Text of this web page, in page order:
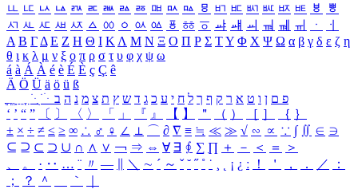
ㅥ ㅦ ㅧ ㅨ ㅩ ㅪ ㅫ ㅬ ㅭ ㅮ ㅯ ㅰ ㅱ ㅲ ㅳ ㅴ ㅵ ㅶ ㅷ ㅸ
ㅹ
ㅺ ㅻ ㅼ ㅽ ㅾ ㅿ ㆀ ㆁ ㆂ ㆃ ㆄ ㆅ ㆆ ㆇ ㆈ ㆉ ㆊ ㆋ ㆌ ㆍ
ㆎ
Α Β ΓΔ Ε Ζ Η Θ Ι ΚΛ Μ Ν Ξ Ο Π Ρ Σ ΤΥ Φ Χ Ψ Ω α β γ δ ε ζ η
θ ι κ λ μ ν ξ ο π ρ σ τ υ φ χ ψ ω
á à Á À é è É È ç Ç ê
Ä Ö Ü ä ö ü ß
ִֶֹ ֻּ ׁׂ פ ם ן ו ט א ר ק ף ך ל ח י ע כ ג ד ש ץ ת צ מ נ ה ב
‘ ’ “ ” 〔 〕 〈 〉 「 」 『 』 【 】 ＂ （ ） ［ ］ ｛ ｝
± × ÷ ≠ ≤ ≥ ∞ ∴ ♂ ♀ ∠ ⊥ ⌒ ∂ ∇ ≡ ≒ ≪ ≫ √ ∽ ∝ ∵ ∫ ∬ ∈ ∋
⊆ ⊇ ⊂ ⊃ ∪ ∩ ∧ ∨ ￢ ⇒ ⇔ ∀ ∃ ∮ ∑ ∏ ＋ － ＜ ＝
＞
、
。 · ‥ … ¨ 〃 ― ＼ ∼ ´ ～ ˇ ˘ ˝ ˚ ˙ ¸ ¡ ¿ ː ！ ＇ ， ． ／
：
；
？ ＾ ｀